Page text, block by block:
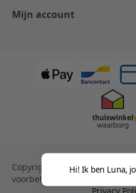
Mijn account
Copyright © 2013-heden
voorbehouden.
Privacy
Hi! Ik ben Luna,